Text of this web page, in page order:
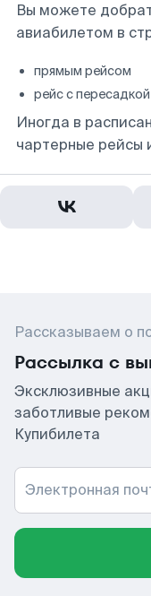
Вы можете
авиабилетом в
прямым рейсом
рейс с пересадкой
Иногда в
чартерные рейсы
Рассказываем о
Рассылка с
Эксклюзивные
заботливые
Купибилета
Электронная